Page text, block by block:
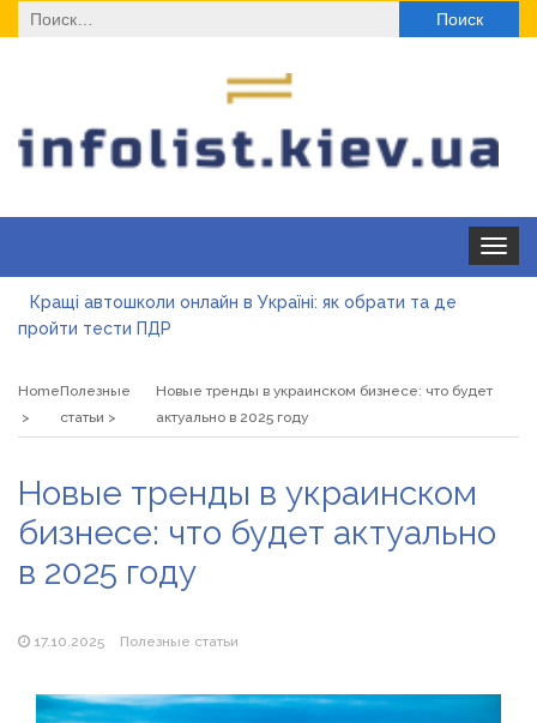
Найти:
Toggle
Кращі автошколи онлайн в Україні: як обрати та де
пройти тести ПДР
согреться
«Правильне електроживлення» — лідер серед компаній з
продажу сонячних батарей
Як збільшити прибуток без відкриття нових кавових
HomeПолезные
статьи
Новые тренды в украинском бизнесе: что будет
актуально в 2025 году
Новые тренды в украинском
бизнесе: что будет актуально
в 2025 году
17.10.2025 Полезные статьи